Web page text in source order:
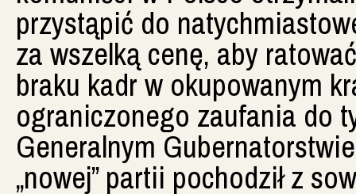
przystąpić do
za wszelką cenę, aby
braku kadr w okupowanym
ograniczonego zaufania do
Generalnym
„nowej” partii pochodził z